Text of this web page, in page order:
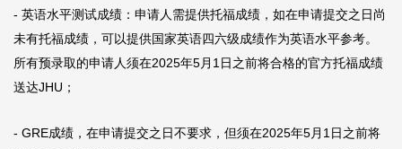
- 英语水平测试成绩：申请人需提供托福成绩，如在申请提交之日尚
未有托福成绩，可以提供国家英语四六级成绩作为英语水平参考。
所有预录取的申请人须在2025年5月1日之前将合格的官方托福成绩
送达JHU；
- GRE成绩，在申请提交之日不要求，但须在2025年5月1日之前将